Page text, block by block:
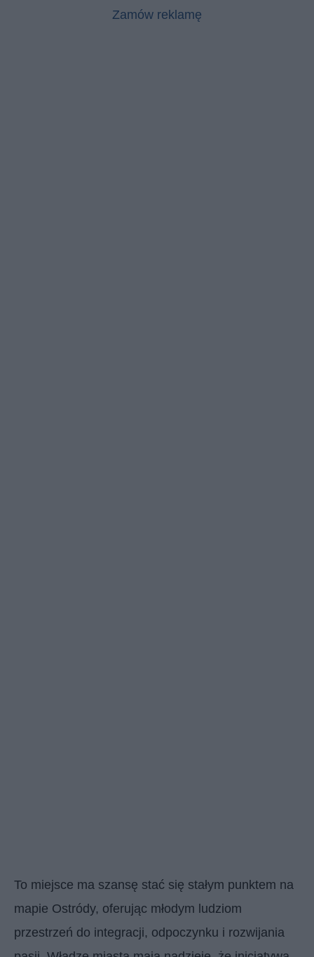
Zamów reklamę
To miejsce ma szansę stać się stałym punktem na
mapie Ostródy, oferując młodym ludziom
przestrzeń do integracji, odpoczynku i rozwijania